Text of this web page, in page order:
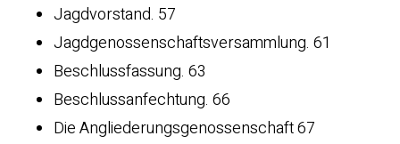
Jagdvorstand. 57
Jagdgenossenschaftsversammlung. 61
Beschlussfassung. 63
Beschlussanfechtung. 66
Die Angliederungsgenossenschaft 67